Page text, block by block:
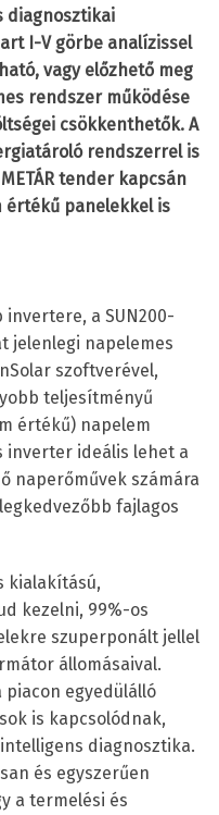
diagnosztikai
I-V görbe analízissel
vagy előzhető meg
rendszer működése
csökkenthetők. A
rendszerrel is
tender kapcsán
értékű panelekkel is
invertere, a SUN200-
jelenlegi napelemes
szoftverével,
teljesítményű
értékű) napelem
inverter ideális lehet a
naperőművek számára
fajlagos
kialakítású,
kezelni, 99%-os
szuperponált jellel
állomásaival.
piacon egyedülálló
is kapcsolódnak,
diagnosztika.
és egyszerűen
a termelési és